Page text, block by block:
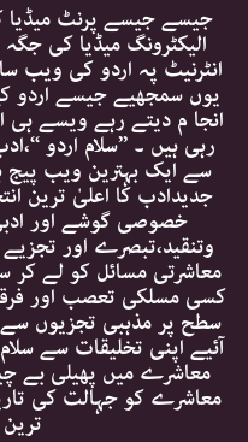
جیسے جیسے پرنٹ میڈیا
الیکٹرونگ میڈیا کی
انٹرنیٹ پہ اردو کی ویب
یوں سمجھیے جیسے اردو
انجا م دیتے رہے ویسے
رہی ہیں ۔ ’’سلام اردو
سے ایک بہترین ویب
جدیدادب کا اعلیٰ ترین
خصوصی گوشے اور
وتنقید،تبصرے اور
معاشرتی مسائل کو لے کر
کسی مسلکی تعصب اور
سطح پر مذہبی تجزیوں سے
آئیے اپنی تخلیقات سے
معاشرے میں پھیلی بے
معاشرے کو جہالت کی